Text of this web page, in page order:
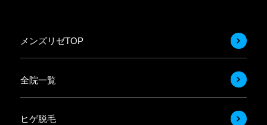
メンズリゼTOP
全院一覧
ヒゲ脱毛